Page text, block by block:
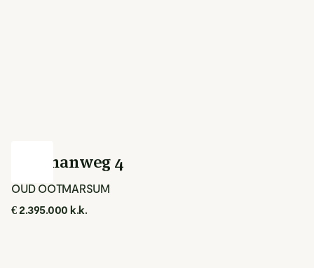
Spölmanweg 4
OUD OOTMARSUM
€ 2.395.000 k.k.